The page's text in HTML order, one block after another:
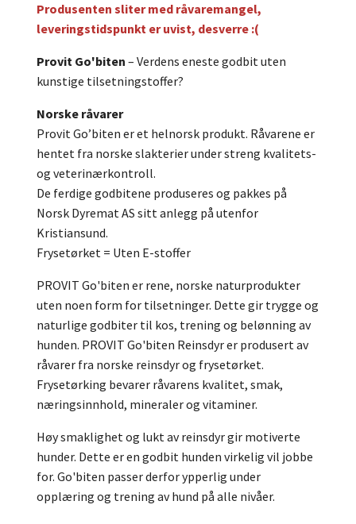
Produsenten sliter med råvaremangel,
leveringstidspunkt er uvist, desverre :(
Provit Go'biten – Verdens eneste godbit uten
kunstige tilsetningstoffer?
Norske råvarer
Provit Go’biten er et helnorsk produkt. Råvarene er
hentet fra norske slakterier under streng kvalitets-
og veterinærkontroll.
De ferdige godbitene produseres og pakkes på
Norsk Dyremat AS sitt anlegg på utenfor
Kristiansund.
Frysetørket = Uten E-stoffer
PROVIT Go'biten er rene, norske naturprodukter
uten noen form for tilsetninger. Dette gir trygge og
naturlige godbiter til kos, trening og belønning av
hunden. PROVIT Go'biten Reinsdyr er produsert av
råvarer fra norske reinsdyr og frysetørket.
Frysetørking bevarer råvarens kvalitet, smak,
næringsinnhold, mineraler og vitaminer.
Høy smaklighet og lukt av reinsdyr gir motiverte
hunder. Dette er en godbit hunden virkelig vil jobbe
for. Go'biten passer derfor ypperlig under
opplæring og trening av hund på alle nivåer.